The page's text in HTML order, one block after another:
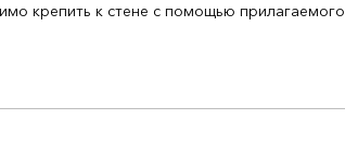
крепить к стене с помощью прилагаемого